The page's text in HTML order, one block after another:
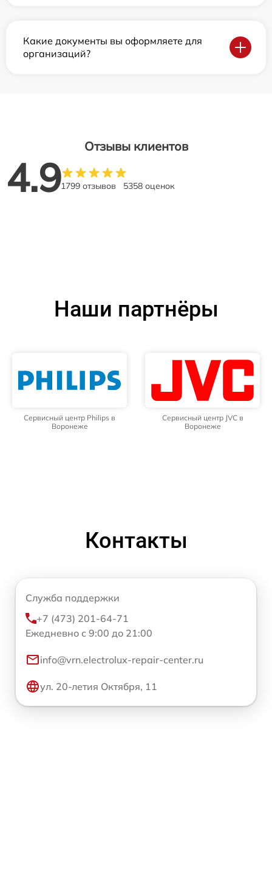
Какие документы вы оформляете для
организаций?
Отзывы клиентов
4.91799 отзывов 5358 оценок
Наши партнёры
Сервисный центр Philips в
Воронеже
Сервисный центр JVC в
Воронеже
Контакты
Служба поддержки
+7 (473) 201-64-71
Ежедневно с 9:00 до 21:00
info@vrn.electrolux-repair-center.ru
ул. 20-летия Октября, 11